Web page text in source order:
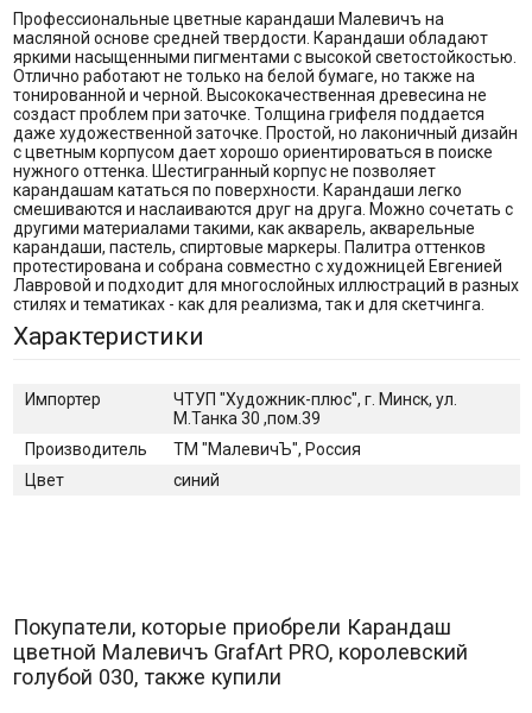
Профессиональные цветные карандаши Малевичъ на
масляной основе средней твердости. Карандаши обладают
яркими насыщенными пигментами с высокой светостойкостью.
Отлично работают не только на белой бумаге, но также на
тонированной и черной. Высококачественная древесина не
создаст проблем при заточке. Толщина грифеля поддается
даже художественной заточке. Простой, но лаконичный дизайн
с цветным корпусом дает хорошо ориентироваться в поиске
нужного оттенка. Шестигранный корпус не позволяет
карандашам кататься по поверхности. Карандаши легко
смешиваются и наслаиваются друг на друга. Можно сочетать с
другими материалами такими, как акварель, акварельные
карандаши, пастель, спиртовые маркеры. Палитра оттенков
протестирована и собрана совместно с художницей Евгенией
Лавровой и подходит для многослойных иллюстраций в разных
стилях и тематиках - как для реализма, так и для скетчинга.
Характеристики
Импортер
ЧТУП "Художник-плюс", г. Минск, ул.
М.Танка 30 ,пом.39
Производитель
ТМ "МалевичЪ", Россия
Цвет
синий
Покупатели, которые приобрели Карандаш
цветной Малевичъ GrafArt PRO, королевский
голубой 030, также купили